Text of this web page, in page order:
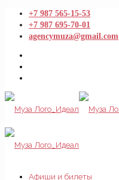
+7 987 565-15-53
+7 987 695-70-01
agencymuza@gmail.com
Афиши и билеты